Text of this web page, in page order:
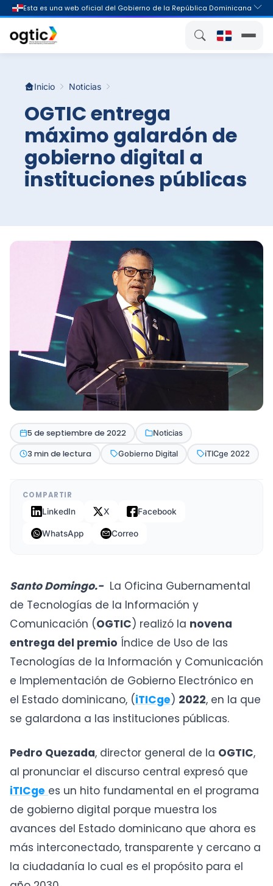
Inicio Noticias
OGTIC entrega
máximo galardón de
gobierno digital a
instituciones públicas
5 de septiembre de 2022 Noticias
3 min de lectura Gobierno Digital iTICge 2022
Santo Domingo.-La Oficina Gubernamental
de Tecnologías de la Información y
Comunicación (OGTIC) realizó la novena
entrega del premio Índice de Uso de las
Tecnologías de la Información y Comunicación
e Implementación de Gobierno Electrónico en
el Estado dominicano, (iTICge) 2022, en la que
se galardona a las instituciones públicas.
Pedro Quezada, director general de la OGTIC,
al pronunciar el discurso central expresó que
iTICge es un hito fundamental en el programa
de gobierno digital porque muestra los
avances del Estado dominicano que ahora es
más interconectado, transparente y cercano a
la ciudadanía lo cual es el propósito para el
COMPARTIR
LinkedIn
X Facebook
WhatsApp Correo